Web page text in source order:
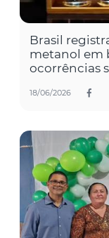
Brasil
metanol em
ocorrências
18/06/2026